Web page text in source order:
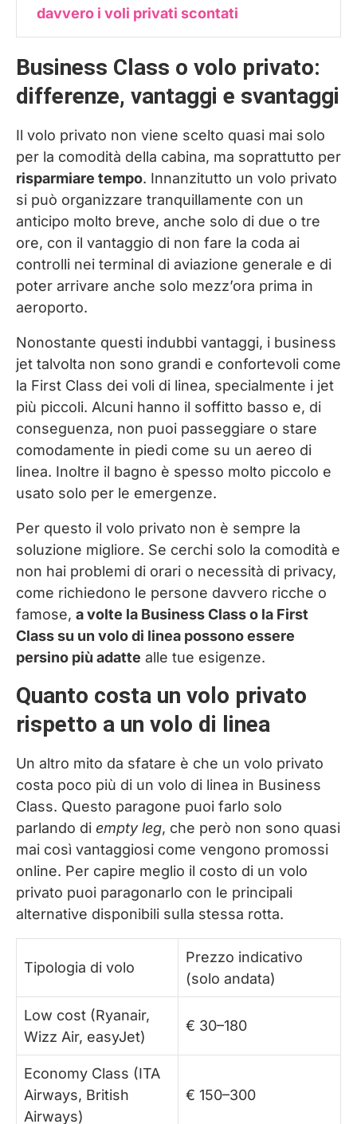
davvero i voli privati scontati
tempo
Business Class o volo privato:
differenze, vantaggi e svantaggi
Il volo privato non viene scelto quasi mai solo
per la comodità della cabina, ma soprattutto per
risparmiare tempo. Innanzitutto un volo privato
si può organizzare tranquillamente con un
anticipo molto breve, anche solo di due o tre
ore, con il vantaggio di non fare la coda ai
controlli nei terminal di aviazione generale e di
poter arrivare anche solo mezz’ora prima in
aeroporto.
Nonostante questi indubbi vantaggi, i business
jet talvolta non sono grandi e confortevoli come
la First Class dei voli di linea, specialmente i jet
più piccoli. Alcuni hanno il soffitto basso e, di
conseguenza, non puoi passeggiare o stare
comodamente in piedi come su un aereo di
linea. Inoltre il bagno è spesso molto piccolo e
usato solo per le emergenze.
Per questo il volo privato non è sempre la
soluzione migliore. Se cerchi solo la comodità e
non hai problemi di orari o necessità di privacy,
come richiedono le persone davvero ricche o
famose, a volte la Business Class o la First
Class su un volo di linea possono essere
persino più adatte alle tue esigenze.
Quanto costa un volo privato
rispetto a un volo di linea
Un altro mito da sfatare è che un volo privato
costa poco più di un volo di linea in Business
Class. Questo paragone puoi farlo solo
parlando di empty leg, che però non sono quasi
mai così vantaggiosi come vengono promossi
online. Per capire meglio il costo di un volo
privato puoi paragonarlo con le principali
alternative disponibili sulla stessa rotta.
Tipologia di volo
Prezzo indicativo
(solo andata)
Low cost (Ryanair,
Wizz Air, easyJet)
€ 30–180
Economy Class (ITA
Airways, British
Airways)
€ 150–300